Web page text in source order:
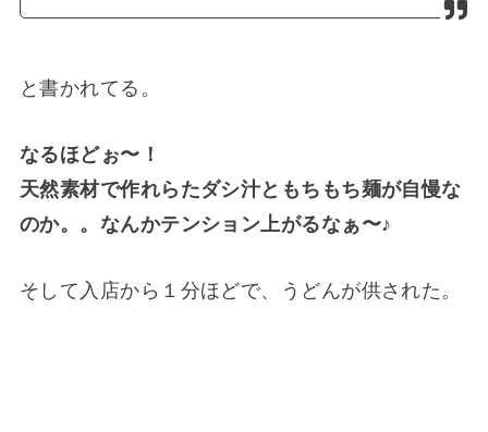
と書かれてる。
なるほどぉ〜！
天然素材で作れらたダシ汁ともちもち麺が自慢な
のか。。なんかテンション上がるなぁ〜♪
そして入店から１分ほどで、うどんが供された。